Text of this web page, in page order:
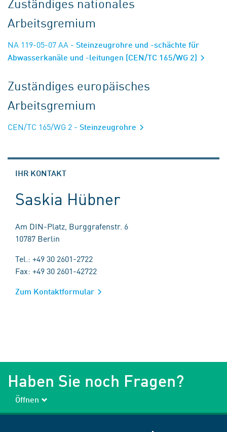
Arbeitsgremium
NA 119-05-07 AA - Steinzeugrohre und -schächte für
Abwasserkanäle und -leitungen (CEN/TC 165/WG 2)
Zuständiges europäisches
Arbeitsgremium
CEN/TC 165/WG 2 - Steinzeugrohre
IHR KONTAKT
Saskia Hübner
Am DIN-Platz, Burggrafenstr. 6
10787 Berlin
Tel.: +49 30 2601-2722
Fax: +49 30 2601-42722
Zum Kontaktformular
Haben Sie noch Fragen?
Öffnen